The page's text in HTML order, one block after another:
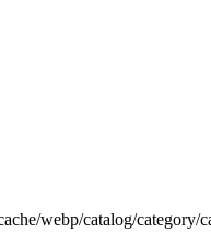
webp/catalog/category/